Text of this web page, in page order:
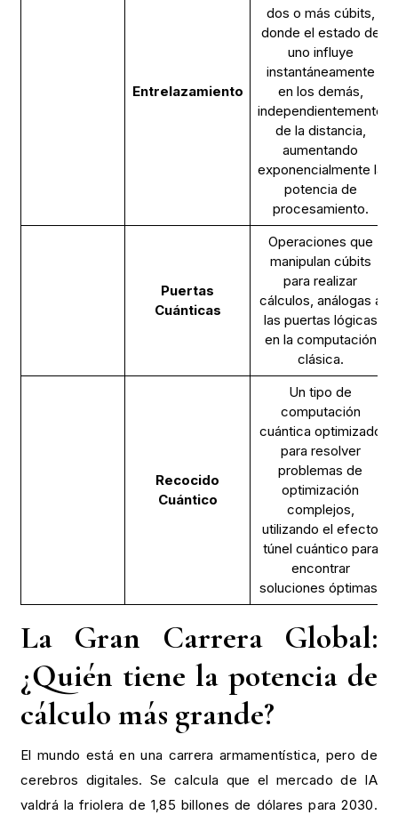
Entrelazamiento
dos o más cúbits,
donde el estado de
uno influye
instantáneamente
en los demás,
independientemente
de la distancia,
aumentando
exponencialmente la
potencia de
procesamiento.
Puertas
Cuánticas
Operaciones que
manipulan cúbits
para realizar
cálculos, análogas a
las puertas lógicas
en la computación
clásica.
Recocido
Cuántico
Un tipo de
computación
cuántica optimizado
para resolver
problemas de
optimización
complejos,
utilizando el efecto
túnel cuántico para
encontrar
soluciones óptimas.
La Gran Carrera Global:
¿Quién tiene la potencia de
cálculo más grande?
El mundo está en una carrera armamentística, pero de
cerebros digitales. Se calcula que el mercado de IA
valdrá la friolera de 1,85 billones de dólares para 2030.